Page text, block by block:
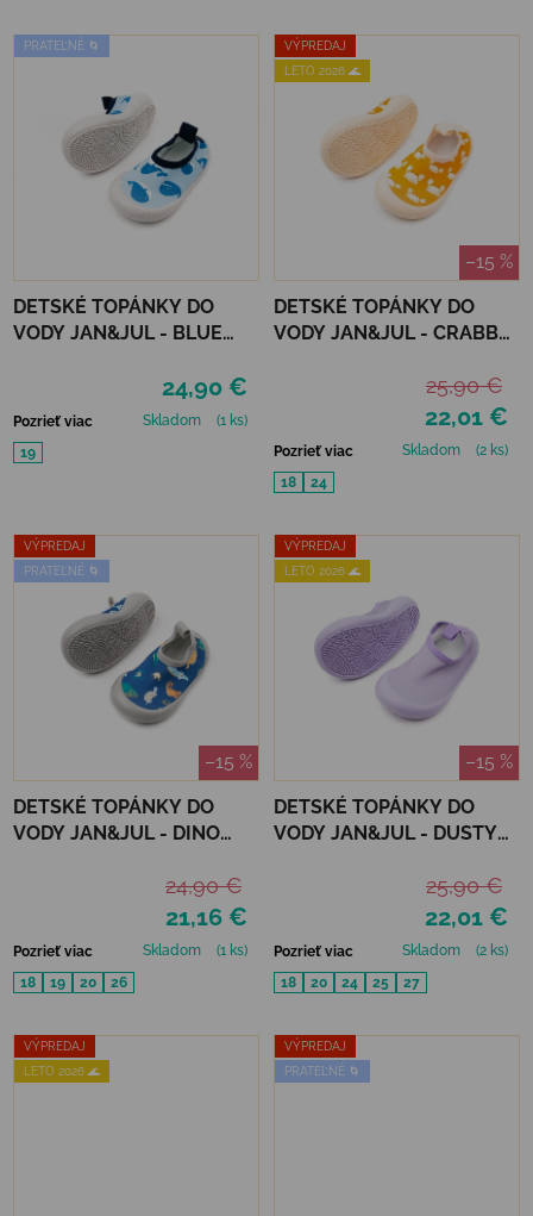
PRATEĽNÉ 🌀
DETSKÉ TOPÁNKY DO
VODY JAN&JUL - BLUE
24,90 €
Pozrieť viac Skladom
(1 ks)
19
VÝPREDAJ
LETO 2026 🌊
–15 %
DETSKÉ TOPÁNKY DO
VODY JAN&JUL - CRABBY
22,01 €
25,90 €
Pozrieť viac Skladom
(2 ks)
18
24
VÝPREDAJ
PRATEĽNÉ 🌀
–15 %
DETSKÉ TOPÁNKY DO
VODY JAN&JUL - DINO
21,16 €
24,90 €
Pozrieť viac Skladom
(1 ks)
18
19 20 26
VÝPREDAJ
LETO 2026 🌊
–15 %
DETSKÉ TOPÁNKY DO
VODY JAN&JUL - DUSTY
22,01 €
25,90 €
Pozrieť viac Skladom
(2 ks)
18
20 24 25 27
VÝPREDAJ
LETO 2026 🌊
VÝPREDAJ
PRATEĽNÉ 🌀